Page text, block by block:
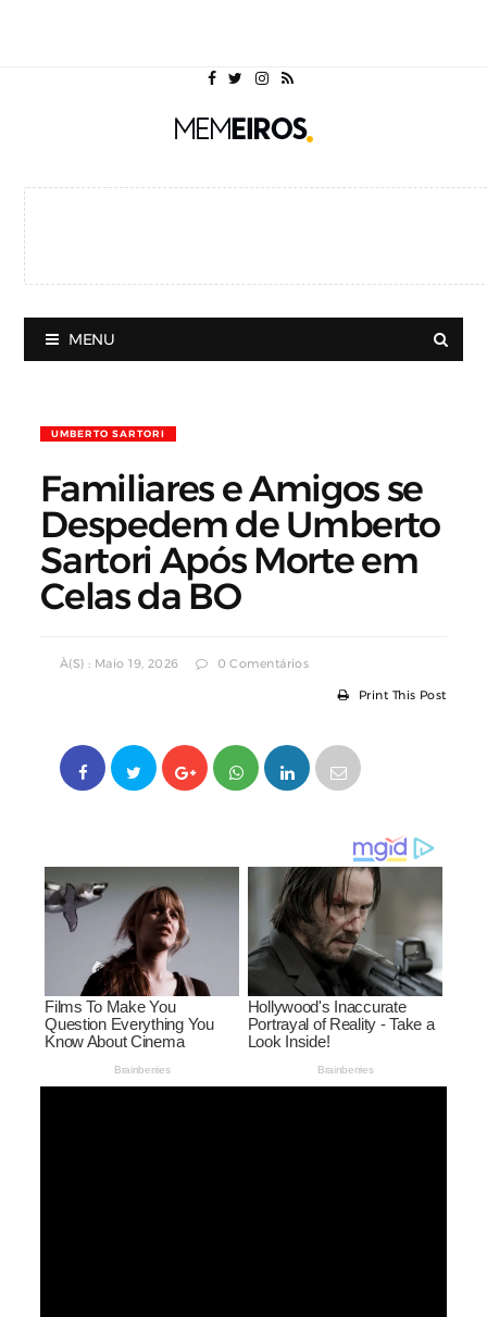
MENU
UMBERTO SARTORI
Familiares e Amigos se
Despedem de Umberto
Sartori Após Morte em
Celas da BO
À(s) : Maio 19, 2026 0 Comentários
Print This Post